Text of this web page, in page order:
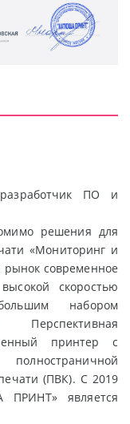
ПО и
решения для
«Мониторинг и
рынок современное
скоростью
набором
Перспективная
принтер с
(ПВК). С 2019
ПРИНТ» является